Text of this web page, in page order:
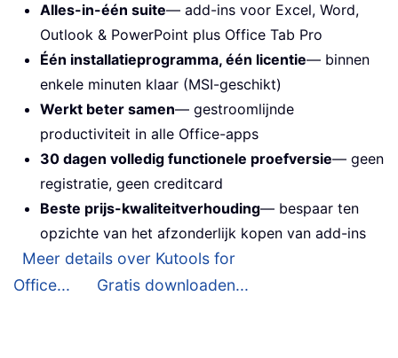
Alles-in-één suite— add-ins voor Excel, Word,
Outlook & PowerPoint plus Office Tab Pro
Één installatieprogramma, één licentie— binnen
enkele minuten klaar (MSI-geschikt)
Werkt beter samen— gestroomlijnde
productiviteit in alle Office-apps
30 dagen volledig functionele proefversie— geen
registratie, geen creditcard
Beste prijs-kwaliteitverhouding— bespaar ten
opzichte van het afzonderlijk kopen van add-ins
Meer details over Kutools for
Office...
Gratis downloaden...